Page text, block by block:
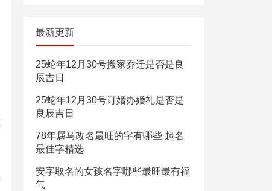
最新更新
25蛇年12月30号搬家乔迁是否是良
辰吉日
25蛇年12月30号订婚办婚礼是否是
良辰吉日
78年属马改名最旺的字有哪些 起名
最佳字精选
安字取名的女孩名字哪些最旺最有福
气